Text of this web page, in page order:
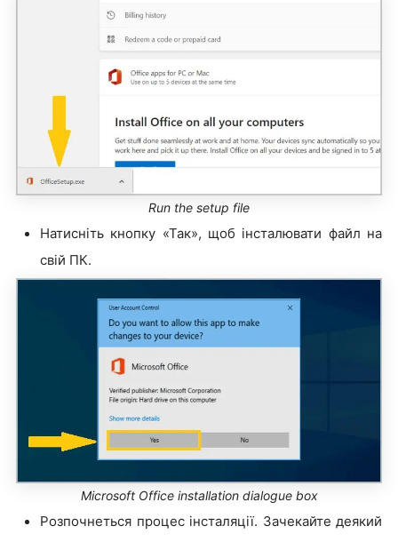
Run the setup file
Натисніть кнопку «Так», щоб інсталювати файл на
свій ПК.
Microsoft Office installation dialogue box
Розпочнеться процес інсталяції. Зачекайте деякий